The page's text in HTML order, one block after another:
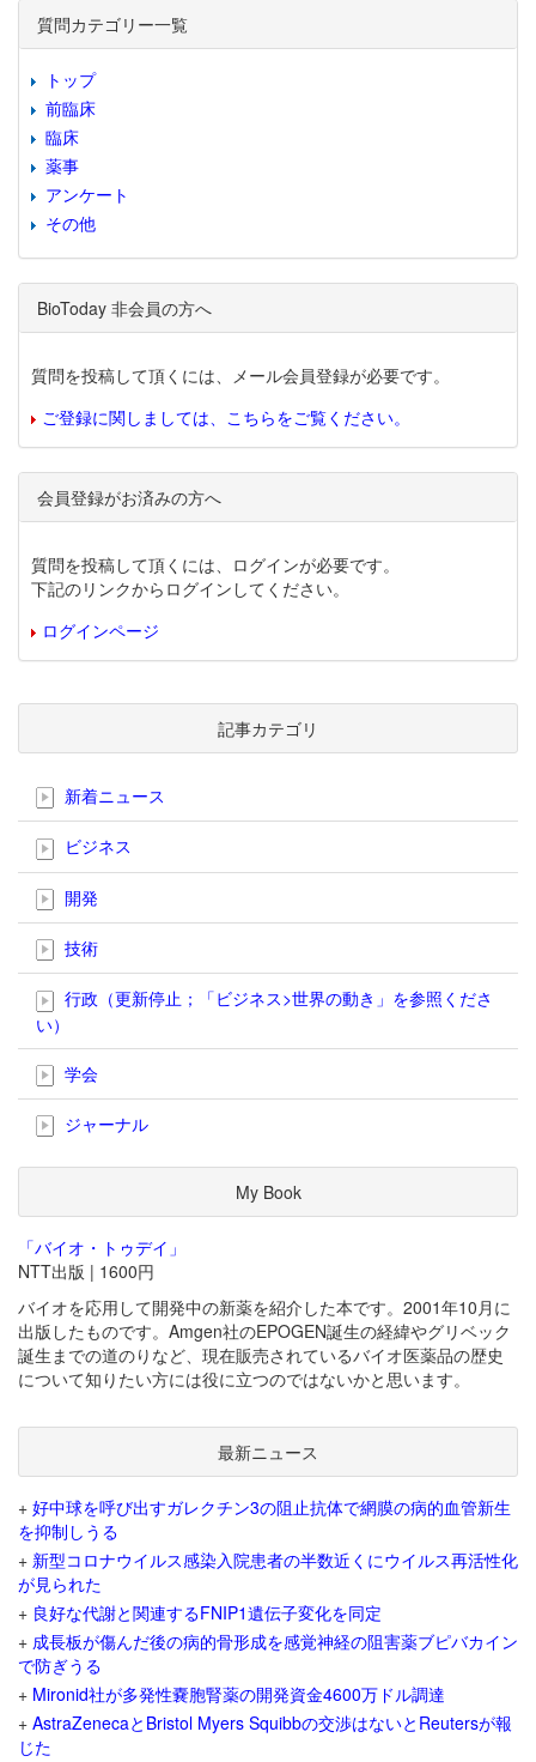
質問カテゴリー一覧
トップ
前臨床
臨床
薬事
アンケート
その他
BioToday 非会員の方へ
質問を投稿して頂くには、メール会員登録が必要です。
ご登録に関しましては、こちらをご覧ください。
会員登録がお済みの方へ
質問を投稿して頂くには、ログインが必要です。
下記のリンクからログインしてください。
ログインページ
記事カテゴリ
新着ニュース
ビジネス
開発
技術
行政（更新停止；「ビジネス>世界の動き」を参照くださ
い）
学会
ジャーナル
My Book
「バイオ・トゥデイ」
NTT出版 | 1600円
バイオを応用して開発中の新薬を紹介した本です。2001年10月に
出版したものです。Amgen社のEPOGEN誕生の経緯やグリベック
誕生までの道のりなど、現在販売されているバイオ医薬品の歴史
について知りたい方には役に立つのではないかと思います。
最新ニュース
+ 好中球を呼び出すガレクチン3の阻止抗体で網膜の病的血管新生
を抑制しうる
+ 新型コロナウイルス感染入院患者の半数近くにウイルス再活性化
が見られた
+ 良好な代謝と関連するFNIP1遺伝子変化を同定
+ 成長板が傷んだ後の病的骨形成を感覚神経の阻害薬ブピバカイン
で防ぎうる
+ Mironid社が多発性嚢胞腎薬の開発資金4600万ドル調達
+ AstraZenecaとBristol Myers Squibbの交渉はないとReutersが報
じた